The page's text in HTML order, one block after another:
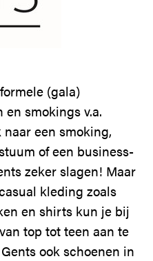
POP-UP SHOP
DE PLEK
SERVICE
BEREIKBAARHEID
(gala)
smokings v.a.
naar een smoking,
of een business-
zeker slagen! Maar
kleding zoals
en shirts kun je bij
top tot teen aan te
ook schoenen in